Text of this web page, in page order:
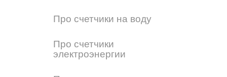
Про счетчики на воду
Про счетчики
электроэнергии